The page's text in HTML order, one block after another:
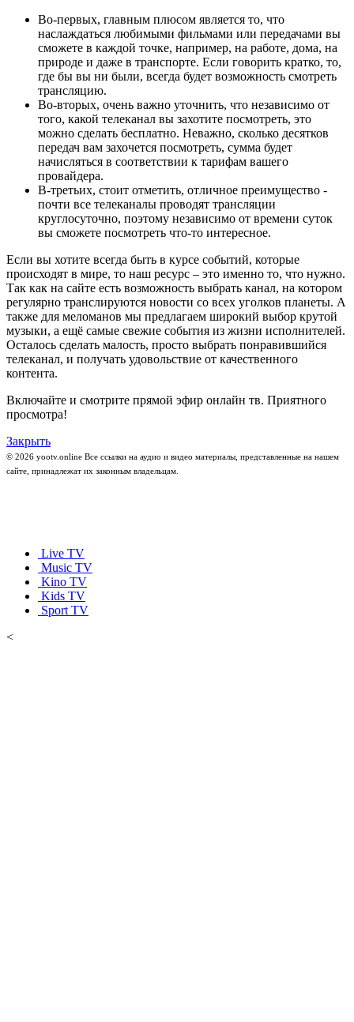
Во-первых, главным плюсом является то, что
наслаждаться любимыми фильмами или передачами вы
сможете в каждой точке, например, на работе, дома, на
природе и даже в транспорте. Если говорить кратко, то,
где бы вы ни были, всегда будет возможность смотреть
трансляцию.
Во-вторых, очень важно уточнить, что независимо от
того, какой телеканал вы захотите посмотреть, это
можно сделать бесплатно. Неважно, сколько десятков
передач вам захочется посмотреть, сумма будет
начисляться в соответствии к тарифам вашего
провайдера.
В-третьих, стоит отметить, отличное преимущество -
почти все телеканалы проводят трансляции
круглосуточно, поэтому независимо от времени суток
вы сможете посмотреть что-то интересное.
Если вы хотите всегда быть в курсе событий, которые
происходят в мире, то наш ресурс – это именно то, что нужно.
Так как на сайте есть возможность выбрать канал, на котором
регулярно транслируются новости со всех уголков планеты. А
также для меломанов мы предлагаем широкий выбор крутой
музыки, а ещё самые свежие события из жизни исполнителей.
Осталось сделать малость, просто выбрать понравившийся
телеканал, и получать удовольствие от качественного
контента.
Включайте и смотрите прямой эфир онлайн тв. Приятного
просмотра!
Закрыть
© 2026 yootv.online Все ссылки на аудио и видео материалы, представленные на нашем
сайте, принадлежат их законным владельцам.
Live TV
Music TV
Kino TV
Kids TV
Sport TV
<